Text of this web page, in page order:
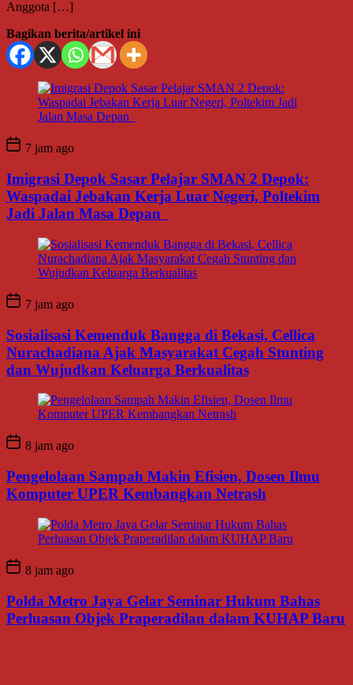
Anggota […]
Bagikan berita/artikel ini
7 jam ago
Imigrasi Depok Sasar Pelajar SMAN 2 Depok:
Waspadai Jebakan Kerja Luar Negeri, Poltekim
Jadi Jalan Masa Depan
7 jam ago
Sosialisasi Kemenduk Bangga di Bekasi, Cellica
Nurachadiana Ajak Masyarakat Cegah Stunting
dan Wujudkan Keluarga Berkualitas
8 jam ago
Pengelolaan Sampah Makin Efisien, Dosen Ilmu
Komputer UPER Kembangkan Netrash
8 jam ago
Polda Metro Jaya Gelar Seminar Hukum Bahas
Perluasan Objek Praperadilan dalam KUHAP Baru